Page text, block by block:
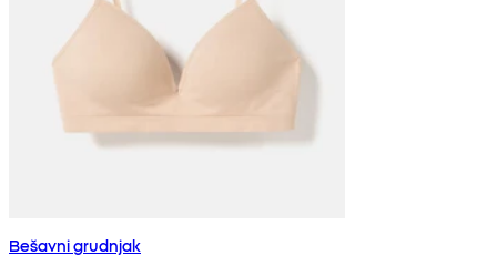
Bešavni grudnjak